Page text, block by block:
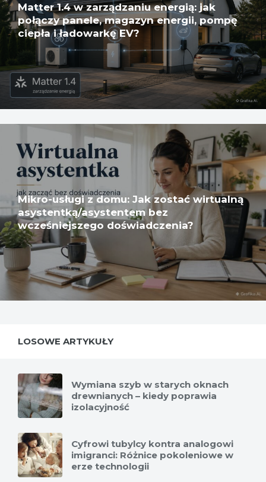
Matter 1.4 w zarządzaniu energią: jak
połączy panele, magazyn energii, pompę
ciepła i ładowarkę EV?
Mikro-usługi z domu: Jak zostać wirtualną
asystentką/asystentem bez
wcześniejszego doświadczenia?
LOSOWE ARTYKUŁY
Wymiana szyb w starych oknach
drewnianych – kiedy poprawia
izolacyjność
Cyfrowi tubylcy kontra analogowi
imigranci: Różnice pokoleniowe w
erze technologii